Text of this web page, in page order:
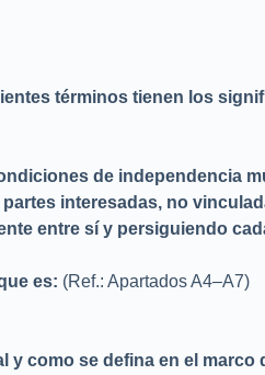
términos tienen los
de independencia
interesadas, no
entre sí y persiguiendo
es: (Ref.: Apartados A4–A7)
y como se defina en el marco